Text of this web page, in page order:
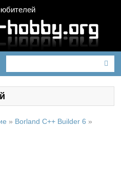
» Borland C++ Builder 6 »